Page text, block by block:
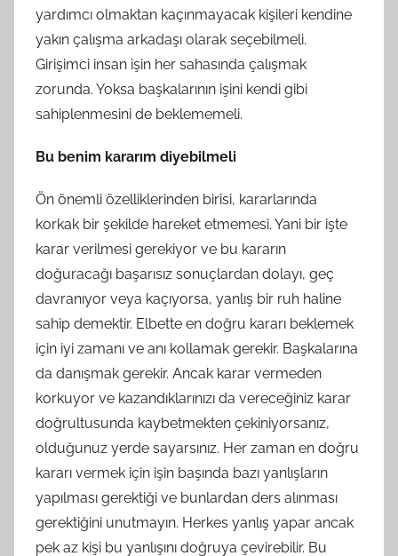
yardımcı olmaktan kaçınmayacak kişileri kendine
yakın çalışma arkadaşı olarak seçebilmeli.
Girişimci insan işin her sahasında çalışmak
zorunda. Yoksa başkalarının işini kendi gibi
sahiplenmesini de beklememeli.
Bu benim kararım diyebilmeli
Ön önemli özelliklerinden birisi, kararlarında
korkak bir şekilde hareket etmemesi. Yani bir işte
karar verilmesi gerekiyor ve bu kararın
doğuracağı başarısız sonuçlardan dolayı, geç
davranıyor veya kaçıyorsa, yanlış bir ruh haline
sahip demektir. Elbette en doğru kararı beklemek
için iyi zamanı ve anı kollamak gerekir. Başkalarına
da danışmak gerekir. Ancak karar vermeden
korkuyor ve kazandıklarınızı da vereceğiniz karar
doğrultusunda kaybetmekten çekiniyorsanız,
olduğunuz yerde sayarsınız. Her zaman en doğru
kararı vermek için işin başında bazı yanlışların
yapılması gerektiği ve bunlardan ders alınması
gerektiğini unutmayın. Herkes yanlış yapar ancak
pek az kişi bu yanlışını doğruya çevirebilir. Bu